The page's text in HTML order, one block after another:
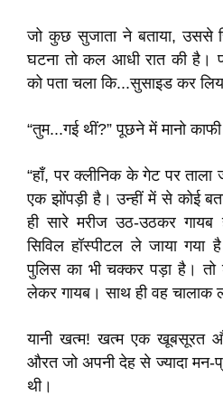
जो कुछ सुजाता ने बताया, उससे
घटना तो कल आधी रात की है।
को पता चला कि...सुसाइड कर
“तुम...गई थीं?” पूछने में मानो
“हाँ, पर क्लीनिक के गेट पर
एक झोंपड़ी है। उन्हीं में से कोई
ही सारे मरीज उठ-उठकर गायब
सिविल हॉस्पीटल ले जाया गया
पुलिस का भी चक्कर पड़ा है। तो
लेकर गायब। साथ ही वह चालाक
यानी खत्म! खत्म एक खूबसूरत
औरत जो अपनी देह से ज्यादा
थी।